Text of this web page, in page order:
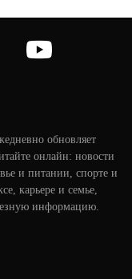
youtube
обновляет
онлайн: новости
и питании, спорте и
карьере и семье,
информацию.